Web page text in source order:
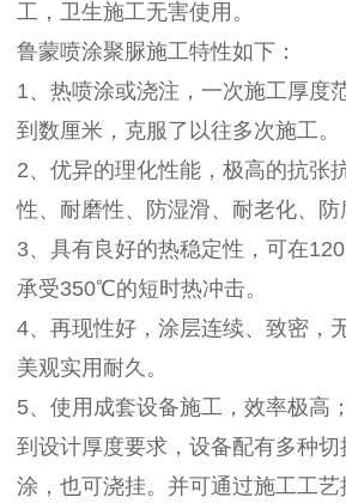
工，卫生施工无害使用。
鲁蒙喷涂聚脲施工特性如下：
1、热喷涂或浇注，一次施工厚度
到数厘米，克服了以往多次施工。
2、优异的理化性能，极高的抗张
性、耐磨性、防湿滑、耐老化、防
3、具有良好的热稳定性，可在
承受350℃的短时热冲击。
4、再现性好，涂层连续、致密，
美观实用耐久。
5、使用成套设备施工，效率极高
到设计厚度要求，设备配有多种
涂，也可浇挂。并可通过施工工